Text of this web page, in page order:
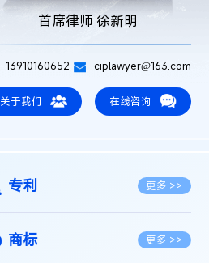
首席律师 徐新明
13910160652 ciplawyer@163.com
关于我们 在线咨询
专利 更多 >>
商标 更多 >>